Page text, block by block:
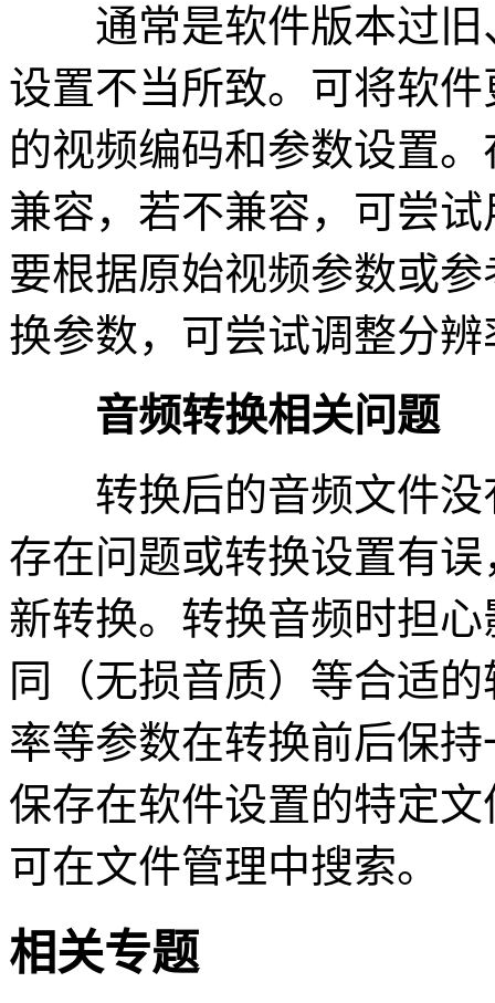
通常是软件版本过旧
设置不当所致。可将软
的视频编码和参数设置
兼容，若不兼容，可尝
要根据原始视频参数或
换参数，可尝试调整分
音频转换相关问题
转换后的音频文件没
存在问题或转换设置有
新转换。转换音频时担
同（无损音质）等合适
率等参数在转换前后保
保存在软件设置的特定
可在文件管理中搜索。
相关专题